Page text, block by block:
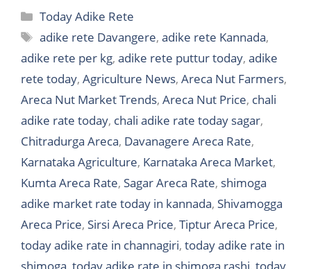
Categories
Today Adike Rete
Tags
adike rete Davangere,adike rete Kannada,
adike rete per kg, adike rete puttur today, adike
rete today, Agriculture News, Areca Nut Farmers,
Areca Nut Market Trends, Areca Nut Price, chali
adike rate today, chali adike rate today sagar,
Chitradurga Areca, Davanagere Areca Rate,
Karnataka Agriculture, Karnataka Areca Market,
Kumta Areca Rate, Sagar Areca Rate, shimoga
adike market rate today in kannada, Shivamogga
Areca Price, Sirsi Areca Price, Tiptur Areca Price,
today adike rate in channagiri, today adike rate in
shimoga, today adike rate in shimoga rashi, today